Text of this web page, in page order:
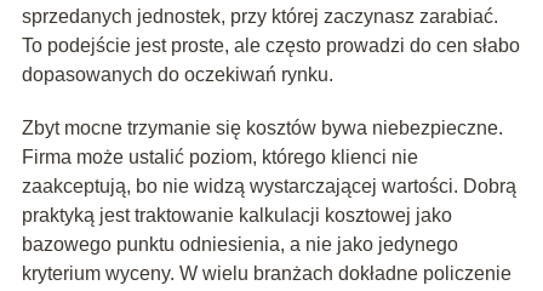
sprzedanych jednostek, przy której zaczynasz zarabiać.
To podejście jest proste, ale często prowadzi do cen słabo
dopasowanych do oczekiwań rynku.
Zbyt mocne trzymanie się kosztów bywa niebezpieczne.
Firma może ustalić poziom, którego klienci nie
zaakceptują, bo nie widzą wystarczającej wartości. Dobrą
praktyką jest traktowanie kalkulacji kosztowej jako
bazowego punktu odniesienia, a nie jako jedynego
kryterium wyceny. W wielu branżach dokładne policzenie